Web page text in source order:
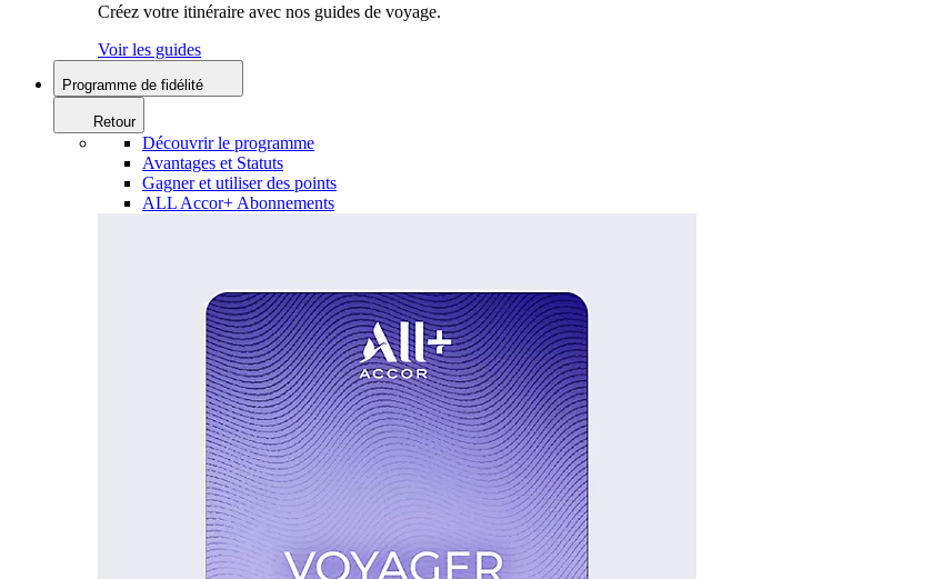
Créez votre itinéraire avec nos guides de voyage.
Voir les guides
Programme de fidélité
Retour
Découvrir le programme
Avantages et Statuts
Gagner et utiliser des points
ALL Accor+ Abonnements